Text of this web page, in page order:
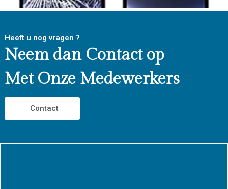
Heeft u nog vragen ?
Neem dan Contact op
Met Onze Medewerkers
Contact